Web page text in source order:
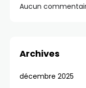
Aucun
Archives
décembre 2025